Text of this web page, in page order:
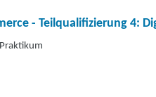
- Teilqualifizierung 4: